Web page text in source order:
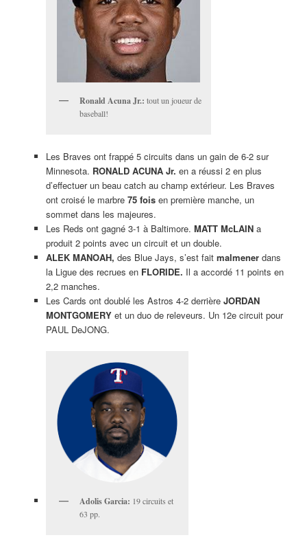
Ronald Acuna Jr.: tout un joueur de
baseball!
Les Braves ont frappé 5 circuits dans un gain de 6-2 sur
Minnesota. RONALD ACUNA Jr. en a réussi 2 en plus
d’effectuer un beau catch au champ extérieur. Les Braves
ont croisé le marbre 75 foisen première manche, un
sommet dans les majeures.
Les Reds ont gagné 3-1 à Baltimore. MATT McLAINa
produit 2 points avec un circuit et un double.
ALEK MANOAH, des Blue Jays, s’est fait malmenerdans
la Ligue des recrues en FLORIDE. Il a accordé 11 points en
2,2 manches.
Les Cards ont doublé les Astros 4-2 derrière JORDAN
MONTGOMERYet un duo de releveurs. Un 12e circuit pour
PAUL DeJONG.
Adolis Garcia: 19 circuits et
63 pp.